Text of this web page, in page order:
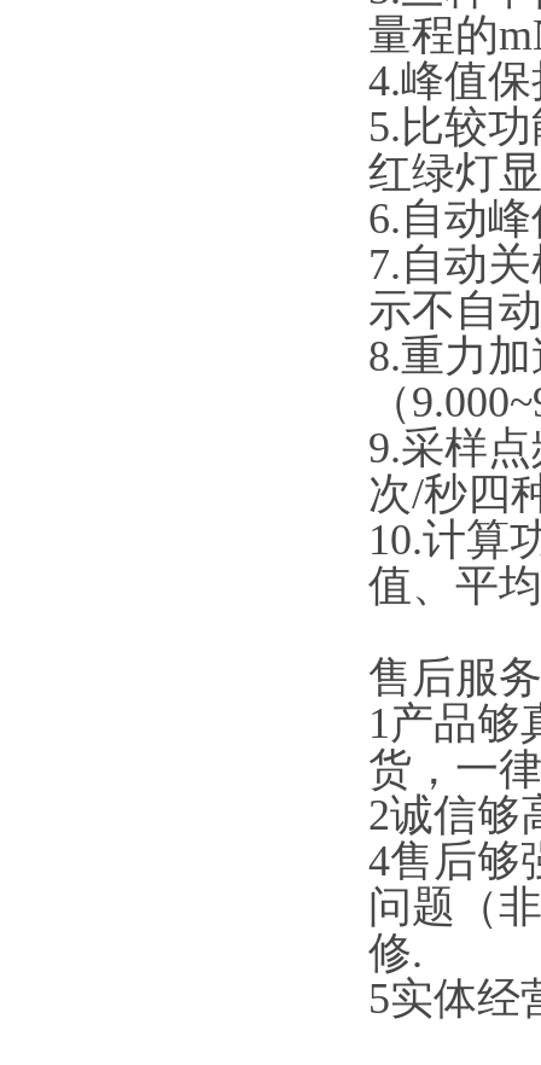
量程的
4.峰值保
5.比较功
红绿灯显
6.自动峰
7.自动关
示不自动
8.重力加
（
9.采样点频
次/秒四种
10.计算
值、平
售后服务
1产品够
货，一
2诚信够
4售后够
问题（非
修.
5实体经营